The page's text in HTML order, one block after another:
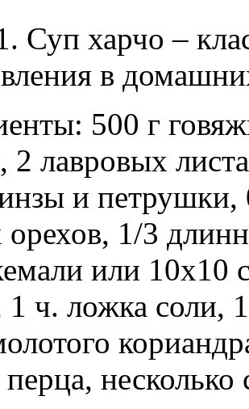
Суп харчо –
в
500 г
2 лавровых
и петрушки,
орехов, 1/3
или 10х10
1 ч. ложка соли,
перца,